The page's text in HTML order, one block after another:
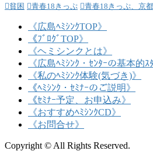
貧困
青春18きっぷ 青春18きっぷ、京都
《広島ﾍﾐｼﾝｸTOP》
《ﾌﾞﾛｸﾞTOP》
《ヘミシンクとは》
《広島ﾍﾐｼﾝｸ・ｾﾝﾀｰの基本的ｽﾀ
《私のﾍﾐｼﾝｸ体験(気づき)》
《ﾍﾐｼﾝｸ・ｾﾐﾅｰのご説明》
《ｾﾐﾅｰ予定、お申込み》
《おすすめﾍﾐｼﾝｸCD》
《お問合せ》
Copyright © All Rights Reserved.